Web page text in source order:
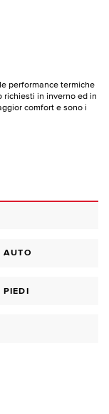
performance termiche
richiesti in inverno ed in
comfort e sono i
AUTO
PIEDI